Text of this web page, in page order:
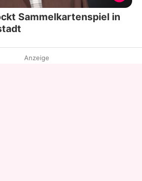
Sammelkartenspiel in
Anzeige